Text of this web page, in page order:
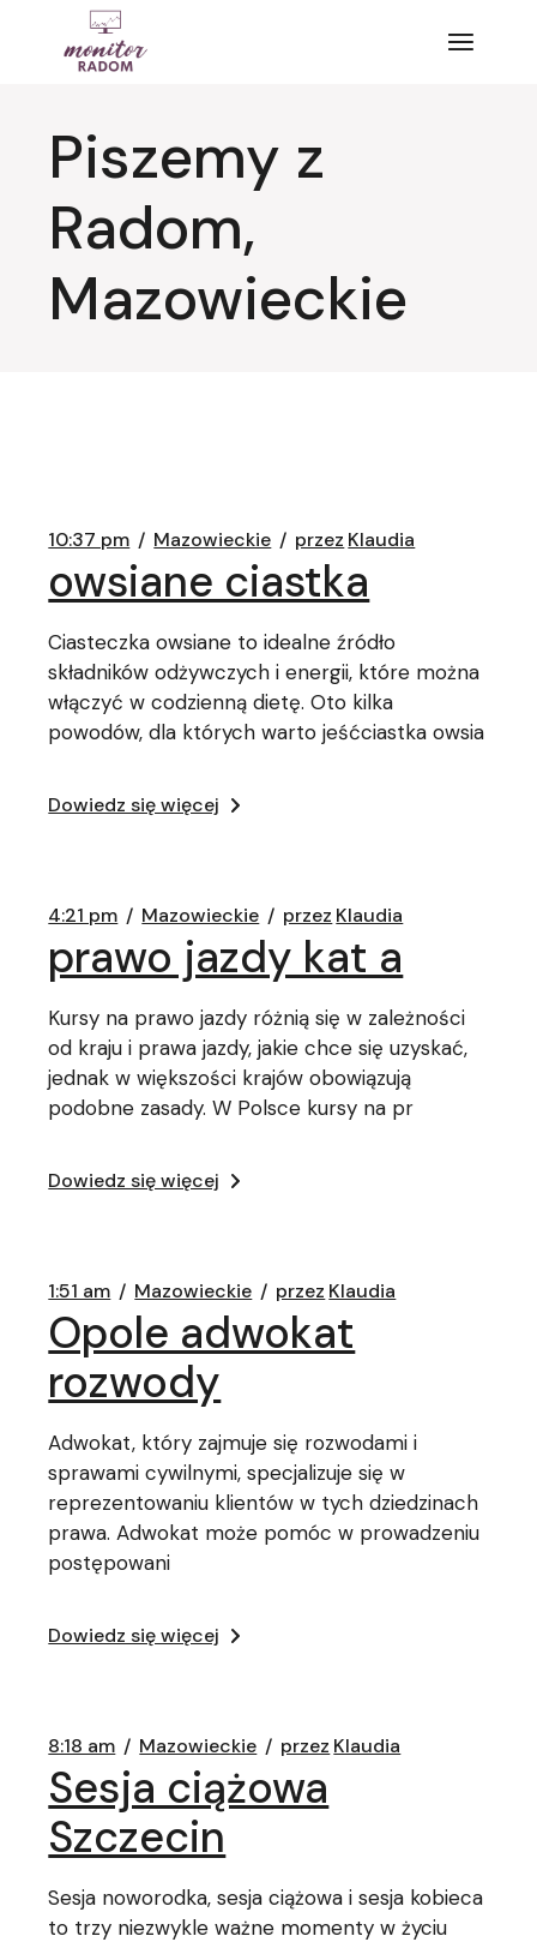
Piszemy z
Radom,
Mazowieckie
10:37 pm Mazowieckie przez Klaudia
owsiane ciastka
Ciasteczka owsiane to idealne źródło
składników odżywczych i energii, które można
włączyć w codzienną dietę. Oto kilka
powodów, dla których warto jeśćciastka owsia
Dowiedz się więcej
4:21 pm Mazowieckie przez Klaudia
prawo jazdy kat a
Kursy na prawo jazdy różnią się w zależności
od kraju i prawa jazdy, jakie chce się uzyskać,
jednak w większości krajów obowiązują
podobne zasady. W Polsce kursy na pr
Dowiedz się więcej
1:51 am Mazowieckie przez Klaudia
Opole adwokat
rozwody
Adwokat, który zajmuje się rozwodami i
sprawami cywilnymi, specjalizuje się w
reprezentowaniu klientów w tych dziedzinach
prawa. Adwokat może pomóc w prowadzeniu
postępowani
Dowiedz się więcej
8:18 am Mazowieckie przez Klaudia
Sesja ciążowa
Szczecin
Sesja noworodka, sesja ciążowa i sesja kobieca
to trzy niezwykle ważne momenty w życiu